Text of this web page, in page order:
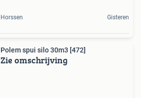
Horssen Gisteren
Polem spui silo 30m3 [472]
Zie omschrijving